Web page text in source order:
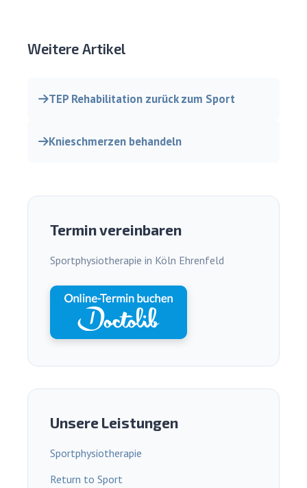
Weitere Artikel
TEP Rehabilitation zurück zum Sport
Knieschmerzen behandeln
Termin vereinbaren
Sportphysiotherapie in Köln Ehrenfeld
Unsere Leistungen
Sportphysiotherapie
Return to Sport